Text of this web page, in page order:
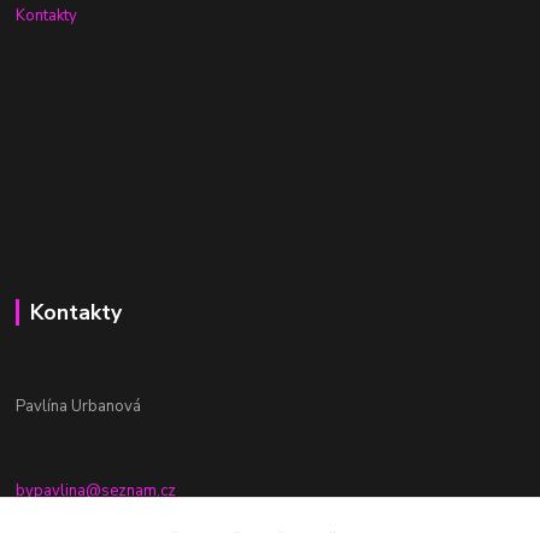
Kontakty
Kontakty
Pavlína Urbanová
bypavlina@seznam.cz